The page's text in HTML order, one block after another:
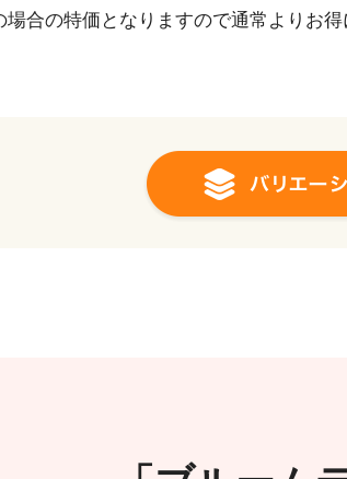
合の特価となりますので通常よりお得